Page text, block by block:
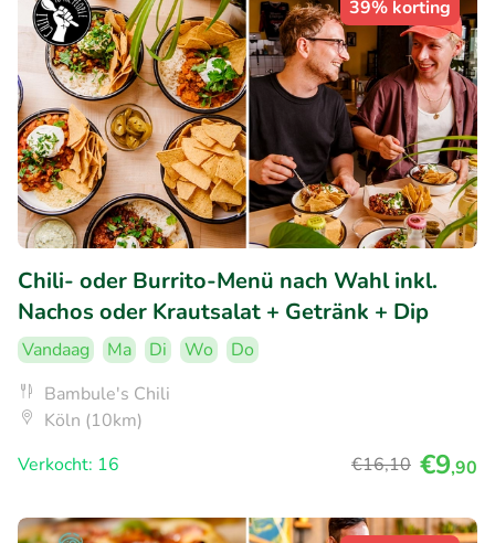
39% korting
Chili- oder Burrito-Menü nach Wahl inkl.
Nachos oder Krautsalat + Getränk + Dip
Vandaag Ma Di Wo
Do
Bambule's Chili
Köln (10km)
Verkocht: 16
€16,10 €9,90